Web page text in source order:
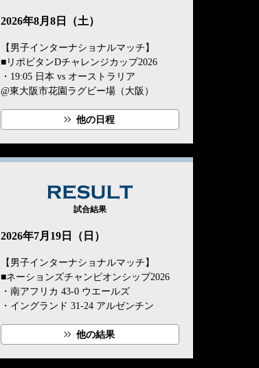
2026年8月8日（土）
【男子インターナショナルマッチ】
■リポビタンDチャレンジカップ2026
・19:05 日本 vs オーストラリア
@東大阪市花園ラグビー場（大阪）
他の日程
試合結果
2026年7月19日（日）
【男子インターナショナルマッチ】
■ネーションズチャンピオンシップ2026
・南アフリカ 43-0 ウエールズ
・イングランド 31-24 アルゼンチン
他の結果